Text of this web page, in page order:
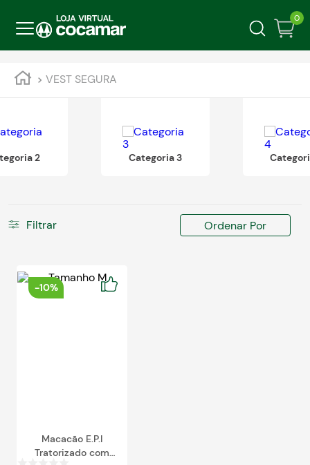
0
VEST SEGURA
2 Categoria 3
Filtrar Ordenar Por
-10%
Macacão E.P.I
Tratorizado com